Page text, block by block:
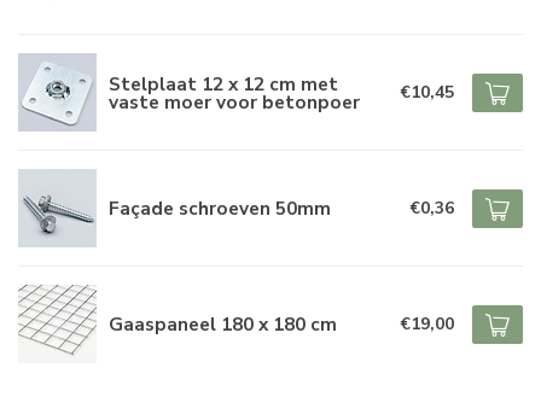
Stelplaat 12 x 12 cm met
vaste moer voor betonpoer €10,45
Façade schroeven 50mm €0,36
Gaaspaneel 180 x 180 cm €19,00